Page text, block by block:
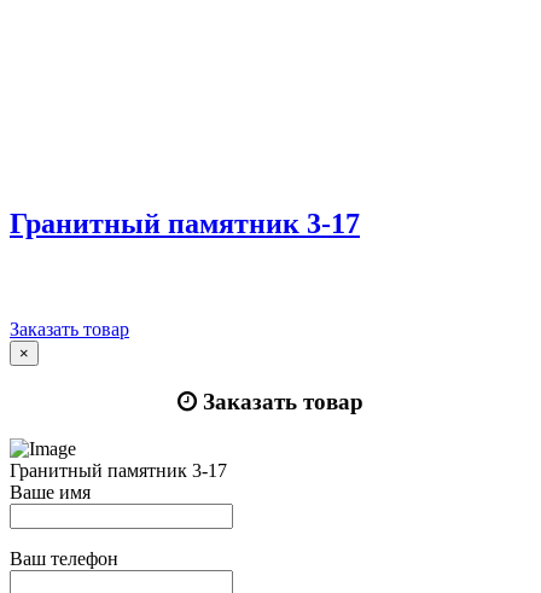
Гранитный памятник 3-17
Заказать товар
×
Заказать товар
Гранитный памятник 3-17
Ваше имя
Ваш телефон